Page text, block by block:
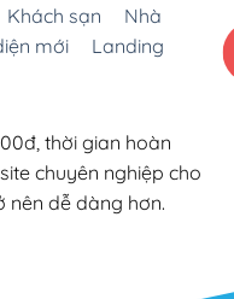
Khách sạn
Nhà
mới
Landing
thời gian hoàn
chuyên nghiệp cho
nên dễ dàng hơn.